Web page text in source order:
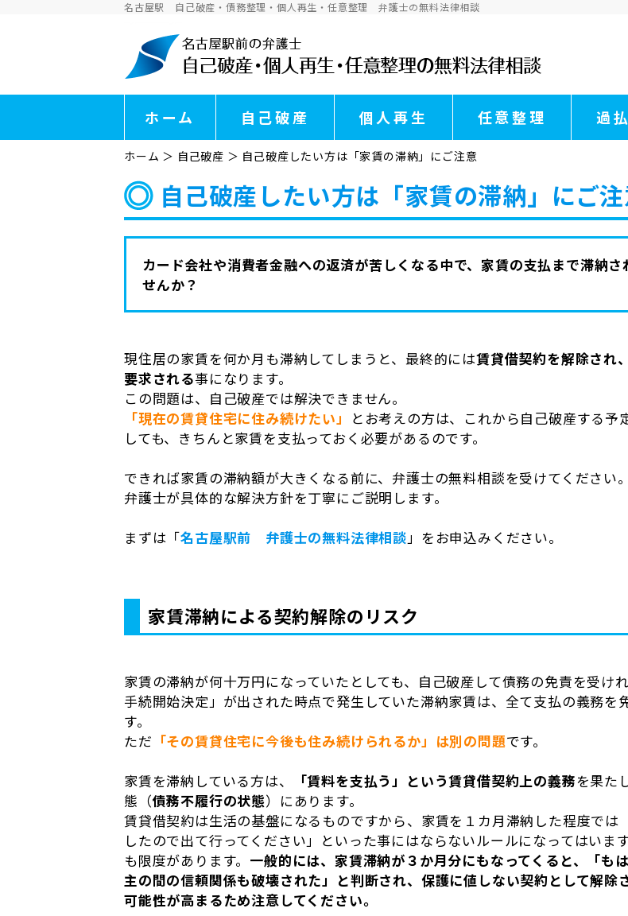
名古屋駅 自己破産・債務整理・個人再生・任意整理 弁護士の無料法律相談
ホーム 自己破産 個人再生 任意整理 過
ホーム ＞ 自己破産 ＞ 自己破産したい方は「家賃の滞納」にご注意
自己破産したい方は「家賃の滞納」にご
カード会社や消費者金融への返済が苦しくなる中で、家賃の支払まで滞納さ
せんか？
現住居の家賃を何か月も滞納してしまうと、最終的には賃貸借契約を解除され
要求される事になります。
この問題は、自己破産では解決できません。
「現在の賃貸住宅に住み続けたい」 とお考えの方は、これから自己破産する予
しても、きちんと家賃を支払っておく必要があるのです。
できれば家賃の滞納額が大きくなる前に、弁護士の無料相談を受けてください。
弁護士が具体的な解決方針を丁寧にご説明します。
まずは「名古屋駅前 弁護士の無料法律相談」をお申込みください。
家賃滞納による契約解除のリスク
家賃の滞納が何十万円になっていたとしても、自己破産して債務の免責を受け
手続開始決定」が出された時点で発生していた滞納家賃は、全て支払の義務を
す。
ただ 「その賃貸住宅に今後も住み続けられるか」は別の問題です。
家賃を滞納している方は、
「賃料を支払う」という賃貸借契約上の義務を果た
態（債務不履行の状態）にあります。
賃貸借契約は生活の基盤になるものですから、家賃を１カ月滞納した程度では
したので出て行ってください」といった事にはならないルールになってはいま
も限度があります。 一般的には、家賃滞納が３か月分にもなってくると、「も
主の間の信頼関係も破壊された」と判断され、保護に値しない契約として解除
可能性が高まるため注意してください。